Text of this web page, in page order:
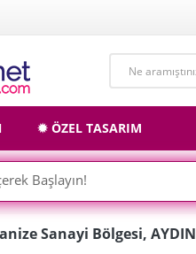
✹ ÖZEL TASARIM
Başlayın!
Sanayi Bölgesi, AYDIN